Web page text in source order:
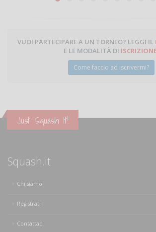
VUOI PARTECIPARE A UN TORNEO? LEGGI IL
E LE MODALITÀ DI
Come faccio ad iscrivermi?
Just Squash It!
Squash.it
Chi siamo
Registrati
Contattaci